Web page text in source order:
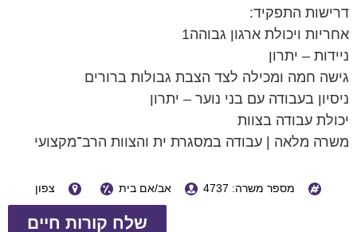
דרישות התפקיד:
אחריות ויכולת ארגון גבוהה1
ניידות – יתרון
גישה חמה ומכילה לצד הצבת גבולות ברורים
ניסיון בעבודה עם בני נוער – יתרון
יכולת עבודה בצוות
משרה מלאה | עבודה במסגרת ית והצוות הרב־מקצועי
מספר משרה: 4737 אב/אם בית צפון
שלח קורות חיים